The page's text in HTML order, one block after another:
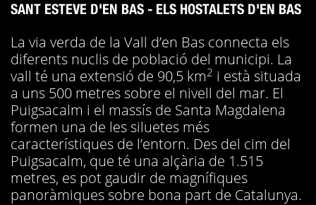
SANT ESTEVE D'EN BAS - ELS HOSTALETS D'EN BAS
La via verda de la Vall d’en Bas connecta els
diferents nuclis de població del municipi. La
vall té una extensió de 90,5 km2 i està situada
a uns 500 metres sobre el nivell del mar. El
Puigsacalm i el massís de Santa Magdalena
formen una de les siluetes més
característiques de l’entorn. Des del cim del
Puigsacalm, que té una alçària de 1.515
metres, es pot gaudir de magnífiques
panoràmiques sobre bona part de Catalunya.